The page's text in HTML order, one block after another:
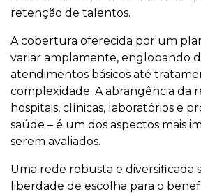
retenção de talentos.
A cobertura oferecida por um
variar amplamente, englobando
atendimentos básicos até
complexidade. A abrangência da
hospitais, clínicas, laboratórios e
saúde – é um dos aspectos mais
serem avaliados.
Uma rede robusta e diversificada
liberdade de escolha para o